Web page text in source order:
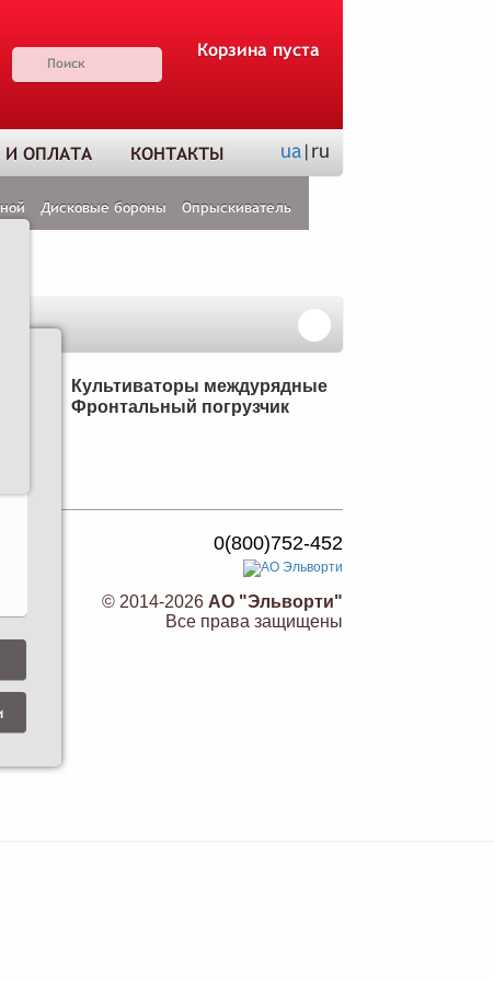
Корзина пуста
И ОПЛАТА КОНТАКТЫ ua|ru
Дисковые бороны Опрыскиватель
Культиваторы междурядные
Фронтальный погрузчик
0(800)752-452
© 2014-2026 АО "Эльворти"
Все права защищены